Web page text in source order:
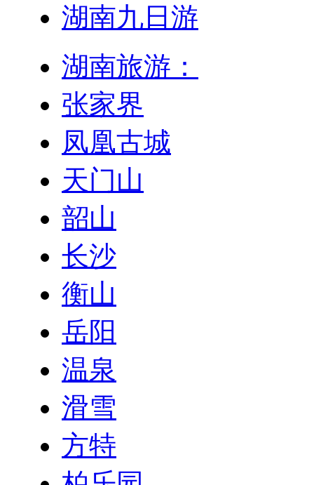
湖南九日游
湖南旅游：
张家界
凤凰古城
天门山
韶山
长沙
衡山
岳阳
温泉
滑雪
方特